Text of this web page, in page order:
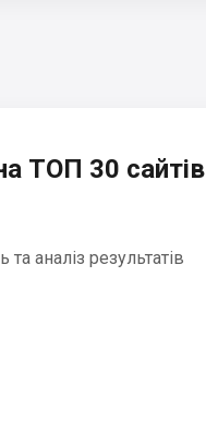
ТОП 30 сайтів
аналіз результатів